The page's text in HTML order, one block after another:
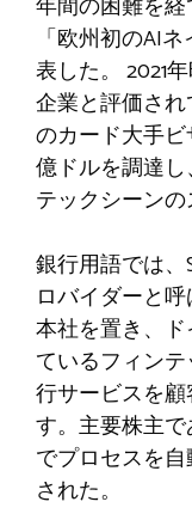
「欧州初のAI
表した。 2021
企業と評価さ
のカード大手
億ドルを調達
テックシーンの
銀行用語では、
ロバイダーと
本社を置き、
ているフィン
行サービスを
す。主要株主
でプロセスを
された。